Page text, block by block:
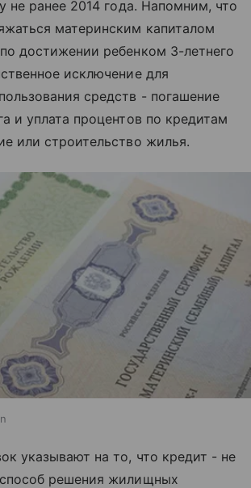
не ранее 2014 года. Напомним, что
материнским капиталом
достижении ребенком 3-летнего
исключение для
средств - погашение
и уплата процентов по кредитам
или строительство жилья.
указывают на то, что кредит - не
решения жилищных